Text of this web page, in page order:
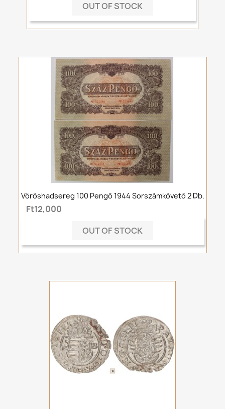
OUT OF STOCK
Vöröshadsereg 100 Pengő 1944 Sorszámkövető 2 Db.
Ft12,000
OUT OF STOCK